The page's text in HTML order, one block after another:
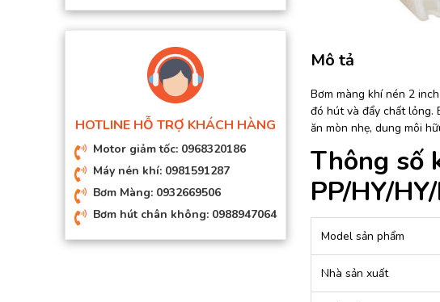
HOTLINE HỖ TRỢ KHÁCH HÀNG
Motor giảm tốc: 0968320186
Máy nén khí: 0981591287
Bơm Màng: 0932669506
Bơm hút chân không: 0988947064
Mô tả
Bơm màng khí nén 2
đó hút và đẩy chất lỏng.
ăn mòn nhẹ, dung môi
Thông số
PP/HY/
Model sản phẩm
Nhà sản xuất